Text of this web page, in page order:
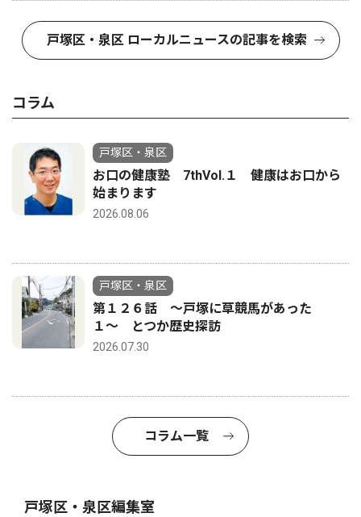
戸塚区・泉区 ローカルニュースの記事を検索
コラム
戸塚区・泉区
お口の健康塾 7thVol.１ 健康はお口から
始まります
2026.08.06
戸塚区・泉区
第１２６話 〜戸塚に草競馬があった
１〜 とつか歴史探訪
2026.07.30
コラム一覧
戸塚区・泉区編集室